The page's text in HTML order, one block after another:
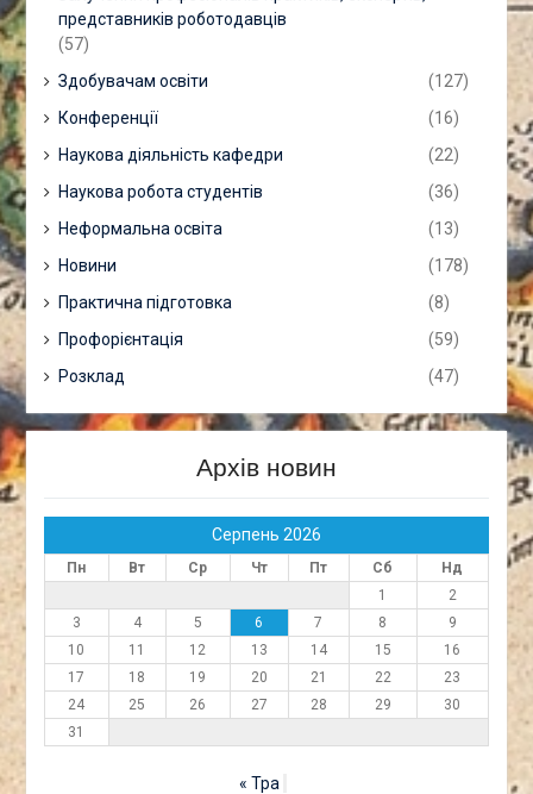
представників роботодавців
(57)
Здобувачам освіти
(127)
Конференції
(16)
Наукова діяльність кафедри
(22)
Наукова робота студентів
(36)
Неформальна освіта
(13)
Новини
(178)
Практична підготовка
(8)
Профорієнтація
(59)
Розклад
(47)
Архів новин
Серпень 2026
Пн Вт Ср Чт Пт Сб
Нд
1
2
3
4 5 6 7 8
9
10
11 12 13 14 15
16
17
18 19 20 21 22
23
24
25 26 27 28 29
30
31
« Тра